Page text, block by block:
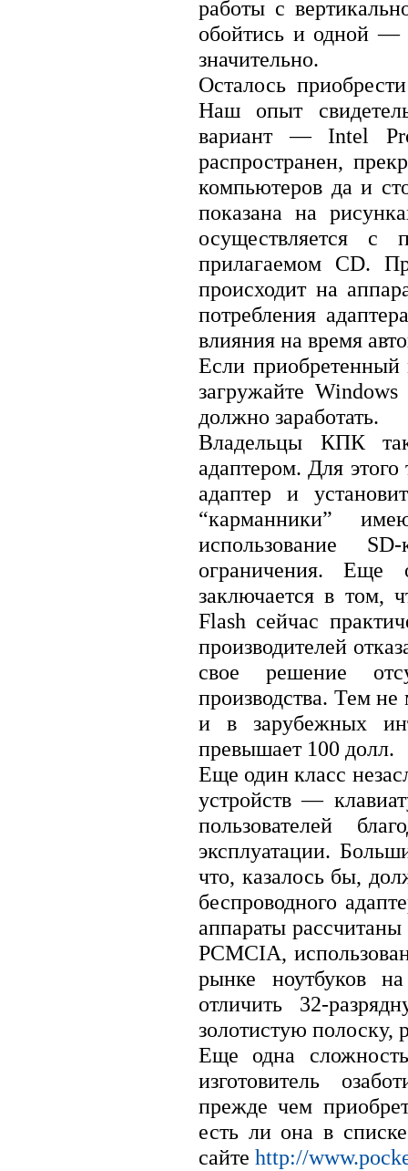
работы с
обойтись и одной —
значительно.
Осталось
Наш опыт
вариант — Intel
распространен,
компьютеров да и
показана на
осуществляется
прилагаемом CD.
происходит на
потребления
влияния на время
Если
загружайте
должно заработать.
Владельцы КПК
адаптером. Для
адаптер и
“карманники”
использование
ограничения. Еще
заключается в том,
Flash сейчас
производителей
свое решение
производства. Тем
и в зарубежных
превышает 100 долл.
Еще один класс
устройств —
пользователей
эксплуатации.
что, казалось бы,
беспроводного
аппараты
PCMCIA,
рынке ноутбуков
отличить 32-
золотистую полоску,
Еще одна
изготовитель
прежде чем
есть ли она в
сайте http://